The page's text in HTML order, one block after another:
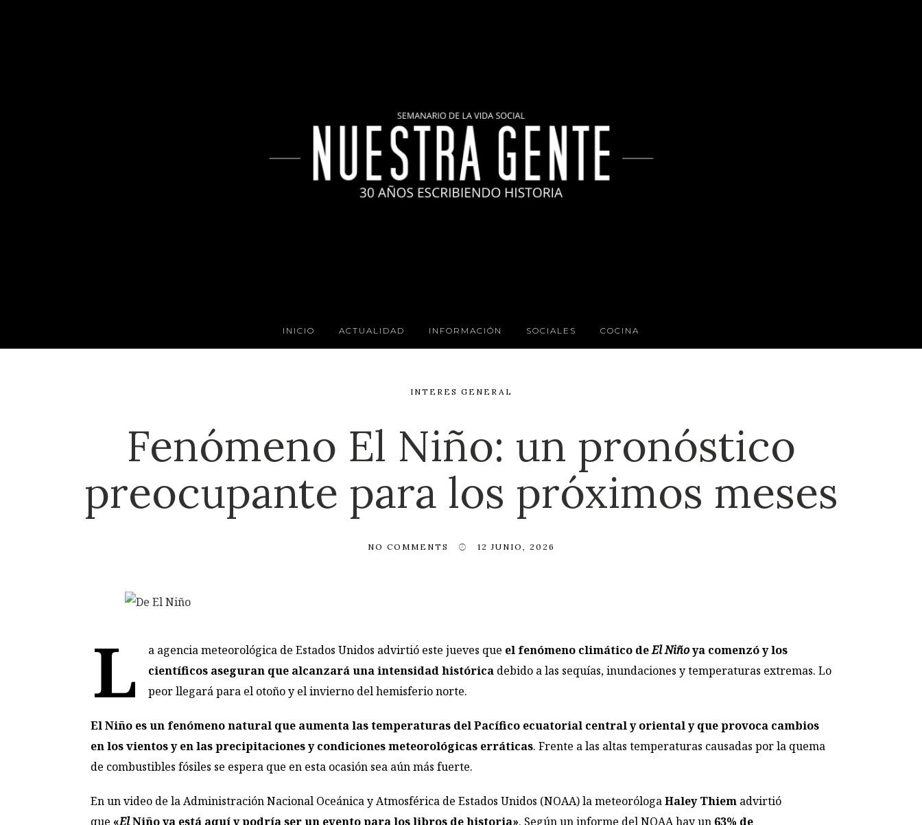
INICIO ACTUALIDAD INFORMACIÓN SOCIALES COCINA
INTERES GENERAL
Fenómeno El Niño: un pronóstico
preocupante para los próximos meses
NO COMMENTS 12 JUNIO, 2026
L a agencia meteorológica de Estados Unidos advirtió este jueves que el fenómeno climático deEl Niñoya comenzó y los
científicos aseguran que alcanzará una intensidad histórica debido a las sequías, inundaciones y temperaturas extremas. Lo
peor llegará para el otoño y el invierno del hemisferio norte.
El Niño es un fenómeno natural que aumenta las temperaturas del Pacífico ecuatorial central y orientaly que provoca cambios
en los vientos y en las precipitaciones y condiciones meteorológicas erráticas. Frente a las altas temperaturas causadas por la quema
de combustibles fósiles se espera que en esta ocasión sea aún más fuerte.
En un video de la Administración Nacional Oceánica y Atmosférica de Estados Unidos (NOAA) la meteorólogaHaley Thiem advirtió
que «ElNiño ya está aquí y podría ser un evento para los libros de historia». Según un informe del NOAA hay un 63% de